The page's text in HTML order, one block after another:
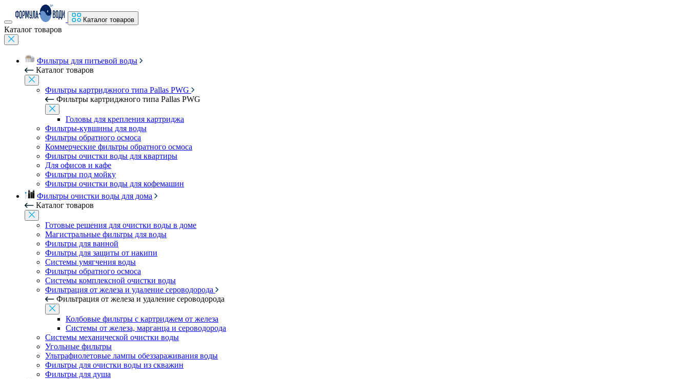
Каталог товаров
Каталог товаров
Фильтры для питьевой воды
Каталог товаров
Фильтры картриджного типа Pallas PWG
Фильтры картриджного типа Pallas PWG
Головы для крепления картриджа
Фильтры-кувшины для воды
Фильтры обратного осмоса
Коммерческие фильтры обратного осмоса
Фильтры очистки воды для квартиры
Для офисов и кафе
Фильтры под мойку
Фильтры очистки воды для кофемашин
Фильтры очистки воды для дома
Каталог товаров
Готовые решения для очистки воды в доме
Магистральные фильтры для воды
Фильтры для ванной
Фильтры для защиты от накипи
Системы умягчения воды
Фильтры обратного осмоса
Системы комплексной очистки воды
Фильтрация от железа и удаление сероводорода
Фильтрация от железа и удаление сероводорода
Колбовые фильтры с картриджем от железа
Системы от железа, марганца и сероводорода
Системы механической очистки воды
Угольные фильтры
Ультрафиолетовые лампы обеззараживания воды
Фильтры для очистки воды из скважин
Фильтры для душа